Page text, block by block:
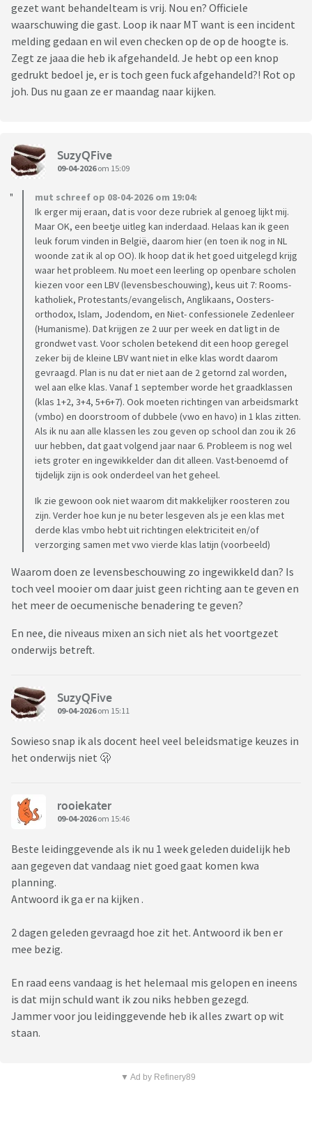
gezet want behandelteam is vrij. Nou en? Officiele
waarschuwing die gast. Loop ik naar MT want is een incident
melding gedaan en wil even checken op de op de hoogte is.
Zegt ze jaaa die heb ik afgehandeld. Je hebt op een knop
gedrukt bedoel je, er is toch geen fuck afgehandeld?! Rot op
joh. Dus nu gaan ze er maandag naar kijken.
SuzyQFive
09-04-2026om 15:09
mut schreef op 08-04-2026 om 19:04:
Ik erger mij eraan, dat is voor deze rubriek al genoeg lijkt mij.
Maar OK, een beetje uitleg kan inderdaad. Helaas kan ik geen
leuk forum vinden in België, daarom hier (en toen ik nog in NL
woonde zat ik al op OO). Ik hoop dat ik het goed uitgelegd krijg
waar het probleem. Nu moet een leerling op openbare scholen
kiezen voor een LBV (levensbeschouwing), keus uit 7: Rooms-
katholiek, Protestants/evangelisch, Anglikaans, Oosters-
orthodox, Islam, Jodendom, en Niet- confessionele Zedenleer
(Humanisme). Dat krijgen ze 2 uur per week en dat ligt in de
grondwet vast. Voor scholen betekend dit een hoop geregel
zeker bij de kleine LBV want niet in elke klas wordt daarom
gevraagd. Plan is nu dat er niet aan de 2 getornd zal worden,
wel aan elke klas. Vanaf 1 september worde het graadklassen
(klas 1+2, 3+4, 5+6+7). Ook moeten richtingen van arbeidsmarkt
(vmbo) en doorstroom of dubbele (vwo en havo) in 1 klas zitten.
Als ik nu aan alle klassen les zou geven op school dan zou ik 26
uur hebben, dat gaat volgend jaar naar 6. Probleem is nog wel
iets groter en ingewikkelder dan dit alleen. Vast-benoemd of
tijdelijk zijn is ook onderdeel van het geheel.
Ik zie gewoon ook niet waarom dit makkelijker roosteren zou
zijn. Verder hoe kun je nu beter lesgeven als je een klas met
derde klas vmbo hebt uit richtingen elektriciteit en/of
verzorging samen met vwo vierde klas latijn (voorbeeld)
Waarom doen ze levensbeschouwing zo ingewikkeld dan? Is
toch veel mooier om daar juist geen richting aan te geven en
het meer de oecumenische benadering te geven?
En nee, die niveaus mixen an sich niet als het voortgezet
onderwijs betreft.
SuzyQFive
09-04-2026om 15:11
Sowieso snap ik als docent heel veel beleidsmatige keuzes in
het onderwijs niet 🫢
rooiekater
09-04-2026om 15:46
Beste leidinggevende als ik nu 1 week geleden duidelijk heb
aan gegeven dat vandaag niet goed gaat komen kwa
planning.
Antwoord ik ga er na kijken .
2 dagen geleden gevraagd hoe zit het. Antwoord ik ben er
mee bezig.
En raad eens vandaag is het helemaal mis gelopen en ineens
is dat mijn schuld want ik zou niks hebben gezegd.
Jammer voor jou leidinggevende heb ik alles zwart op wit
staan.
▼ Ad by Refinery89